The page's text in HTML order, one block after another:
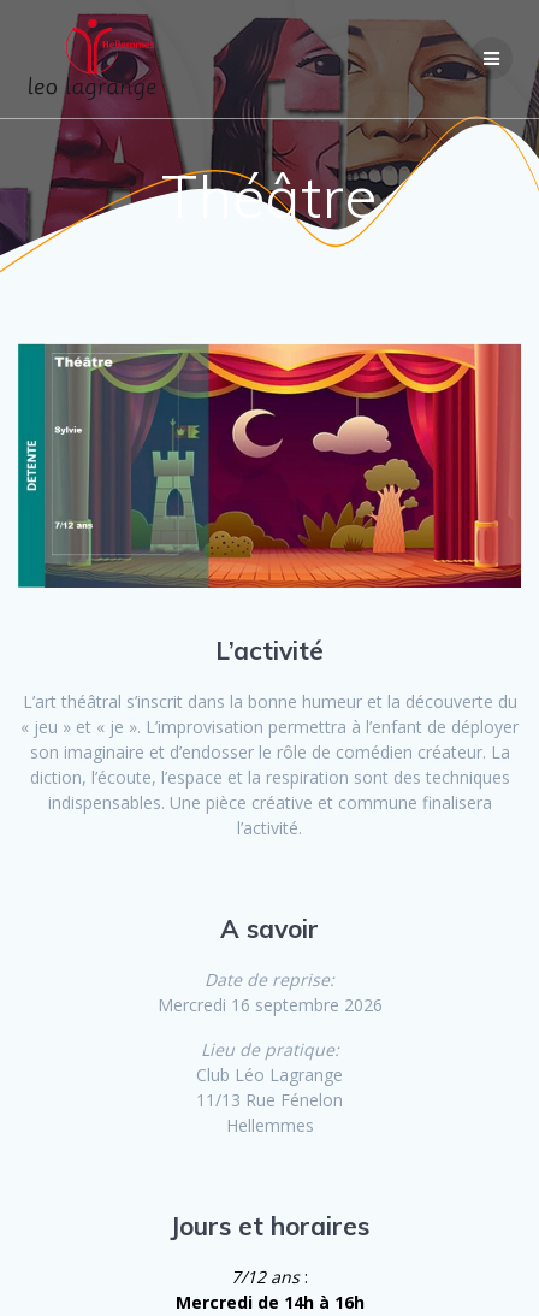
au
contenu
Théâtre
L’activité
L’art théâtral s’inscrit dans la bonne humeur et la découverte du
« jeu » et « je ». L’improvisation permettra à l’enfant de déployer
son imaginaire et d’endosser le rôle de comédien créateur. La
diction, l’écoute, l’espace et la respiration sont des techniques
indispensables. Une pièce créative et commune finalisera
l’activité.
A savoir
Date de reprise:
Mercredi 16 septembre 2026
Lieu de pratique:
Club Léo Lagrange
11/13 Rue Fénelon
Hellemmes
Jours et horaires
7/12 ans:
Mercredi de 14h à 16h